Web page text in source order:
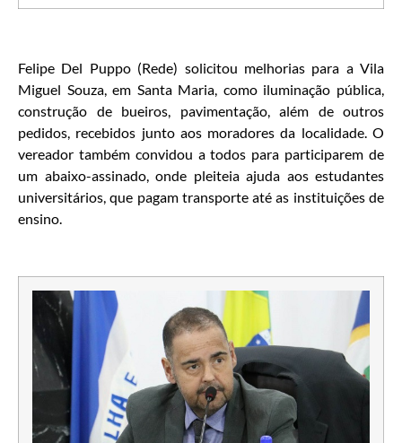
Felipe Del Puppo (Rede) solicitou melhorias para a Vila
Miguel Souza, em Santa Maria, como iluminação pública,
construção de bueiros, pavimentação, além de outros
pedidos, recebidos junto aos moradores da localidade. O
vereador também convidou a todos para participarem de
um abaixo-assinado, onde pleiteia ajuda aos estudantes
universitários, que pagam transporte até as instituições de
ensino.